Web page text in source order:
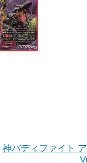
神バディファイト